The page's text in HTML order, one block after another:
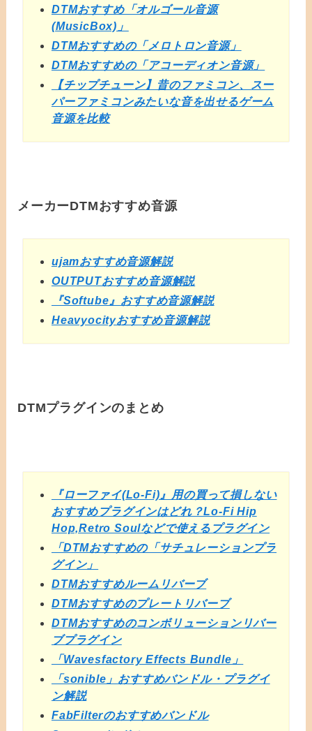
DTMおすすめ「オルゴール音源
(MusicBox)」
DTMおすすめの「メロトロン音源」
DTMおすすめの「アコーディオン音源」
【チップチューン】昔のファミコン、スー
パーファミコンみたいな音を出せるゲーム
音源を比較
メーカーDTMおすすめ音源
ujamおすすめ音源解説
OUTPUTおすすめ音源解説
『Softube』おすすめ音源解説
Heavyocityおすすめ音源解説
DTMプラグインのまとめ
『ローファイ(Lo-Fi)』用の買って損しない
おすすめプラグインはどれ？Lo-Fi Hip
Hop,Retro Soulなどで使えるプラグイン
「DTMおすすめの「サチュレーションプラ
グイン」
DTMおすすめルームリバーブ
DTMおすすめのプレートリバーブ
DTMおすすめのコンボリューションリバー
ブプラグイン
「Wavesfactory Effects Bundle」
「sonible」おすすめバンドル・プラグイ
ン解説
FabFilterのおすすめバンドル